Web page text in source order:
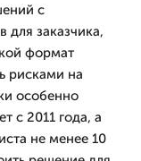
с
для заказчика,
формат
рисками на
особенно
с 2011 года, а
не менее 10